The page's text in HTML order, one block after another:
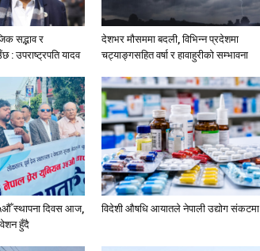
सद्भाव र
: उपराष्ट्रपति यादव
देशभर मौसममा बदली, विभिन्न प्रदेशमा
चट्याङ्गसहित वर्षा र हावाहुरीको सम्भावना
स्थापना दिवस आज,
हुँदै
विदेशी औषधि आयातले नेपाली उद्योग संकटमा